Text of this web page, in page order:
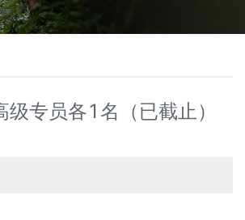
专员各1名（已截止）